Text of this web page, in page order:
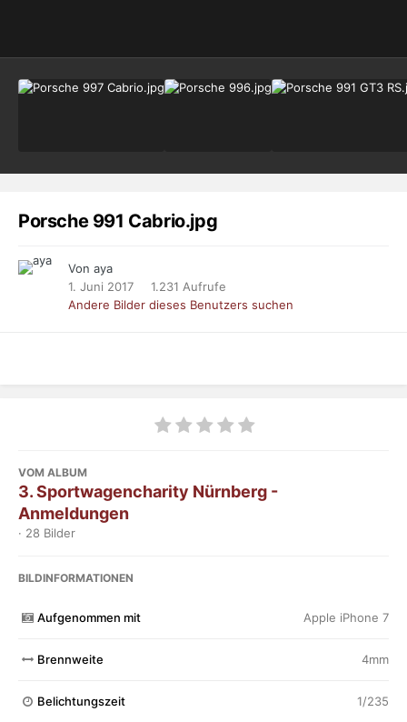
Porsche 991 Cabrio.jpg
Von aya
1. Juni 2017
1.231 Aufrufe
Andere Bilder dieses Benutzers suchen
VOM ALBUM
3. Sportwagencharity Nürnberg -
Anmeldungen
· 28 Bilder
BILDINFORMATIONEN
Aufgenommen mit Apple iPhone 7
Brennweite 4mm
Belichtungszeit 1/235